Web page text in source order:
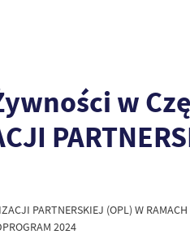
w
PARTNERSKIEJ (OPL) W
2024